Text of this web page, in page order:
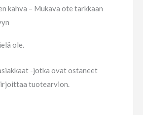
kahva – Mukava ote tarkkaan
ole.
-jotka ovat ostaneet
tuotearvion.